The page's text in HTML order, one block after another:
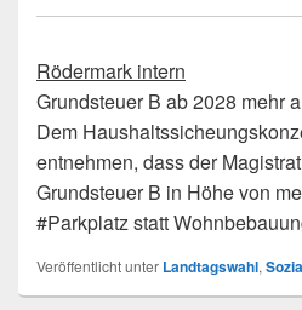
Rödermark intern
Grundsteuer B ab 2028 mehr
Dem
entnehmen, dass der
Grundsteuer B in Höhe von
#Parkplatz statt
Veröffentlicht unter Landtagswahl,